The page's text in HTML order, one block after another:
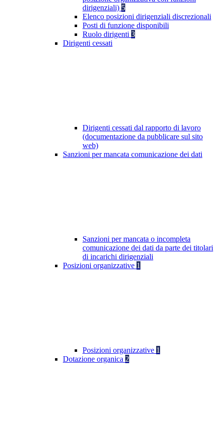
dirigenziali) 5
Elenco posizioni dirigenziali discrezionali
Posti di funzione disponibili
Ruolo dirigenti 3
Dirigenti cessati
Dirigenti cessati dal rapporto di lavoro
(documentazione da pubblicare sul sito
web)
Sanzioni per mancata comunicazione dei dati
Sanzioni per mancata o incompleta
comunicazione dei dati da parte dei titolari
di incarichi dirigenziali
Posizioni organizzative 1
Posizioni organizzative 1
Dotazione organica 2